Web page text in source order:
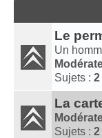
Le
Un
Sujets : 2
La
Sujets : 2